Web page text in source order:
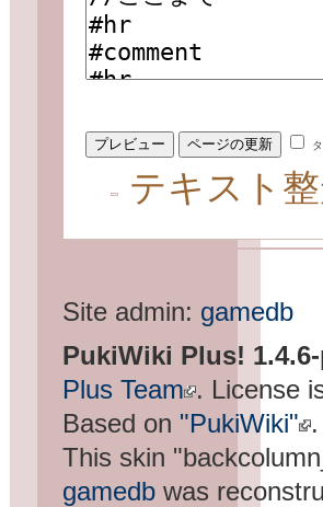
テキスト
Site admin: gamedb
PukiWiki Plus!
Plus Team . License
Based on "PukiWiki" .
This skin
gamedb was